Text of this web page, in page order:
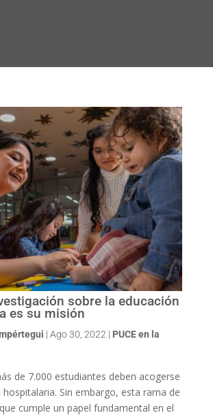
sobre la educación
es su misión
| Ago 30, 2022 | PUCE en la
de 7.000 estudiantes deben acogerse
hospitalaria. Sin embargo, esta rama de
cumple un papel fundamental en el